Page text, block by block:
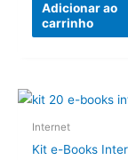
Adicionar ao
carrinho
Internet
Kit e-Books